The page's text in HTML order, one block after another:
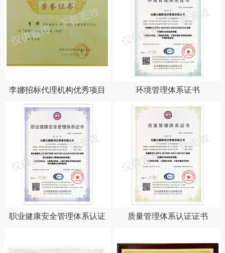
李娜招标代理机构优秀项目
经理
环境管理体系证书
职业健康安全管理体系认证 质量管理体系认证证书